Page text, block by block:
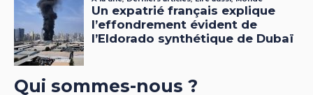
Qui sommes-nous ?